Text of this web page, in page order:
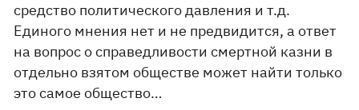
средство политического давления и т.д.
Единого мнения нет и не предвидится, а ответ
на вопрос о справедливости смертной казни в
отдельно взятом обществе может найти только
это самое общество…